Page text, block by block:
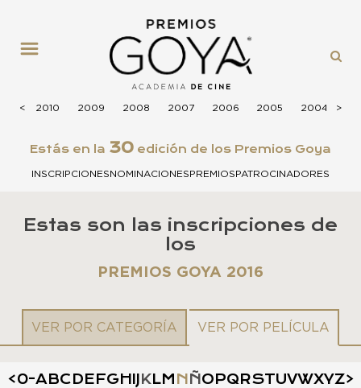
<
< 2010 2009 2008 2007 2006 2005 2004 >
>
Estás en la 30 edición de los Premios Goya
INSCRIPCIONESNOMINACIONESPREMIOSPATROCINADORES
Estas son las inscripciones de
los
PREMIOS GOYA 2016
VER POR CATEGORÍA VER POR PELÍCULA
<0-ABC D E FGH J KLM N Ñ O PQRSTUVWXYZ>